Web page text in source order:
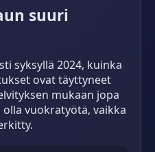
suuri
syksyllä 2024, kuinka
ovat täyttyneet
mukaan jopa
vuokratyötä, vaikka